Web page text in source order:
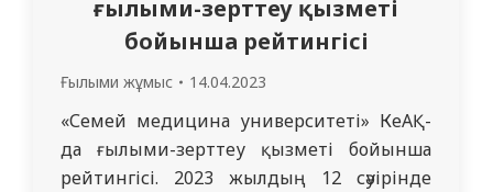
ғылыми-зерттеу қызметі
бойынша рейтингісі
Ғылыми жұмыс 14.04.2023
«Семей медицина университеті» КеАҚ-
да ғылыми-зерттеу қызметі бойынша
рейтингісі. 2023 жылдың 12 сәуірінде